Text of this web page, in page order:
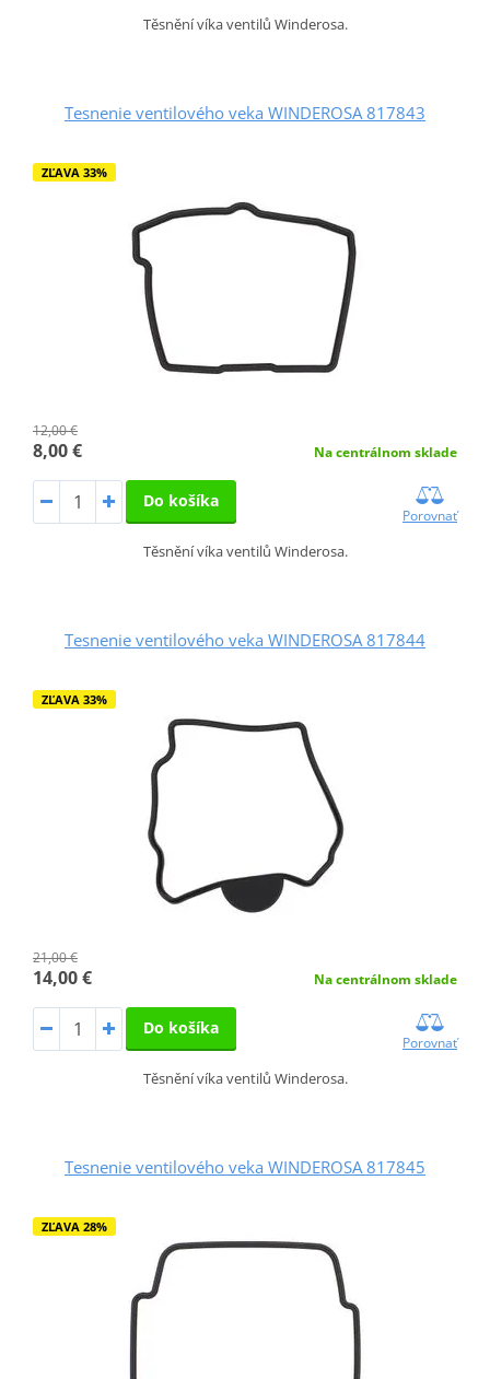
Těsnění víka ventilů Winderosa.
Tesnenie ventilového veka WINDEROSA 817843
ZĽAVA 33%
12,00 €
8,00 € Na centrálnom sklade
Do košíka
Porovnať
Těsnění víka ventilů Winderosa.
Tesnenie ventilového veka WINDEROSA 817844
ZĽAVA 33%
21,00 €
14,00 € Na centrálnom sklade
Do košíka
Porovnať
Těsnění víka ventilů Winderosa.
Tesnenie ventilového veka WINDEROSA 817845
ZĽAVA 28%